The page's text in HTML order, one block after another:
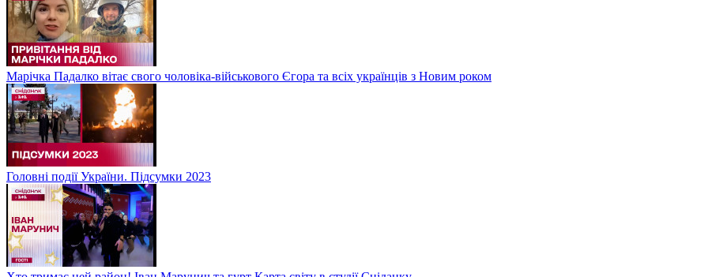
Марічка Падалко вітає свого чоловіка-військового Єгора та всіх українців з Новим роком
Головні події України. Підсумки 2023